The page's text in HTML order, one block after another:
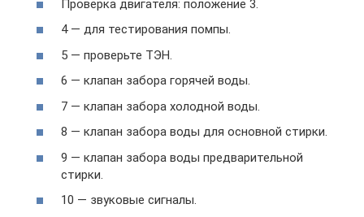
Проверка двигателя: положение 3.
4 — для тестирования помпы.
5 — проверьте ТЭН.
6 — клапан забора горячей воды.
7 — клапан забора холодной воды.
8 — клапан забора воды для основной стирки.
9 — клапан забора воды предварительной
стирки.
10 — звуковые сигналы.